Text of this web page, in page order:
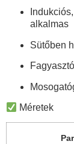
alkalmas
Sütőben
Méretek